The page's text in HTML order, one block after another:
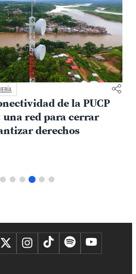
de la PUCP
una red para cerrar
derechos